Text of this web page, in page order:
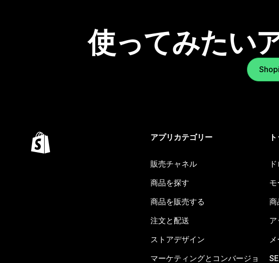
使ってみたい
アプリカテゴリー
販売チャネル
商品を探す
商品を販売する
注文と配送
ストアデザイン
マーケティングとコンバージョ
モ
商